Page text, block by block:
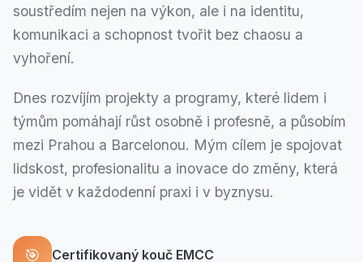
soustředím nejen na výkon, ale i na identitu,
komunikaci a schopnost tvořit bez chaosu a
vyhoření.
Dnes rozvíjím projekty a programy, které lidem i
týmům pomáhají růst osobně i profesně, a působím
mezi Prahou a Barcelonou. Mým cílem je spojovat
lidskost, profesionalitu a inovace do změny, která
je vidět v každodenní praxi i v byznysu.
🎯 Certifikovaný kouč EMCC